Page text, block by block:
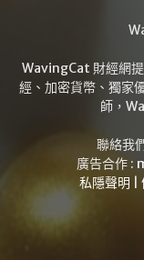
WavingCat 財經網
經、加密貨幣、獨家
師，
聯絡我
廣告合作 :
私隱聲明